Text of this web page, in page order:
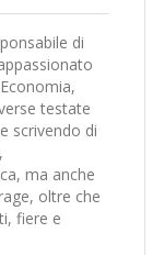
di
testate
scrivendo di
ma anche
oltre che
fiere e